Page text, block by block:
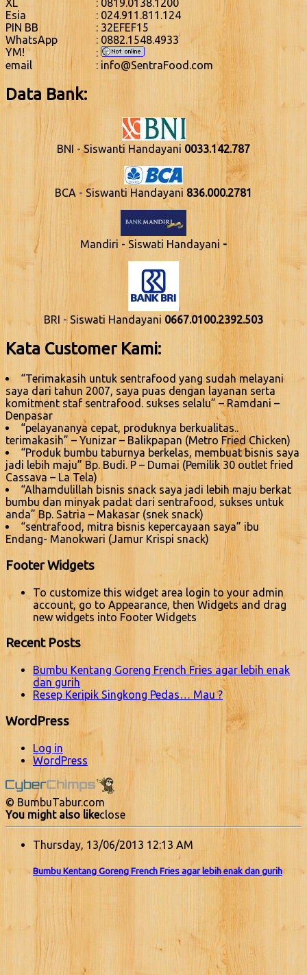
XL
: 0819.0138.1200
Esia
: 024.911.811.124
PIN BB
: 32EFEF15
WhatsApp
: 0882.1548.4933
YM!
:
email
: info@SentraFood.com
Data Bank:
BNI - Siswanti Handayani 0033.142.787
BCA - Siswanti Handayani 836.000.2781
Mandiri - Siswati Handayani -
BRI - Siswati Handayani 0667.0100.2392.503
Kata Customer Kami:
“Terimakasih untuk sentrafood yang sudah melayani
saya dari tahun 2007, saya puas dengan layanan serta
komitment staf sentrafood. sukses selalu” – Ramdani –
Denpasar
“pelayananya cepat, produknya berkualitas..
terimakasih” – Yunizar – Balikpapan (Metro Fried Chicken)
“Produk bumbu taburnya berkelas, membuat bisnis saya
jadi lebih maju” Bp. Budi. P – Dumai (Pemilik 30 outlet fried
Cassava – La Tela)
“Alhamdulillah bisnis snack saya jadi lebih maju berkat
bumbu dan minyak padat dari sentrafood, sukses untuk
anda” Bp. Satria – Makasar (snek snack)
“sentrafood, mitra bisnis kepercayaan saya” ibu
Endang- Manokwari (Jamur Krispi snack)
Footer Widgets
To customize this widget area login to your admin
account, go to Appearance, then Widgets and drag
new widgets into Footer Widgets
Recent Posts
Bumbu Kentang Goreng French Fries agar lebih enak
dan gurih
Resep Keripik Singkong Pedas… Mau ?
WordPress
Log in
WordPress
© BumbuTabur.com
You might also likeclose
Thursday, 13/06/2013 12:13 AM
Bumbu Kentang Goreng French Fries agar lebih enak dan gurih